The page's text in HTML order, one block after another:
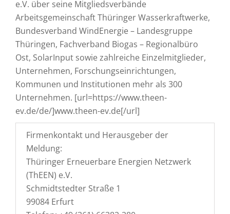
e.V. über seine Mitgliedsverbände
Arbeitsgemeinschaft Thüringer Wasserkraftwerke,
Bundesverband WindEnergie – Landesgruppe
Thüringen, Fachverband Biogas – Regionalbüro
Ost, SolarInput sowie zahlreiche Einzelmitglieder,
Unternehmen, Forschungseinrichtungen,
Kommunen und Institutionen mehr als 300
Unternehmen. [url=https://www.theen-
ev.de/de/]www.theen-ev.de[/url]
Firmenkontakt und Herausgeber der
Meldung:
Thüringer Erneuerbare Energien Netzwerk
(ThEEN) e.V.
Schmidtstedter Straße 1
99084 Erfurt